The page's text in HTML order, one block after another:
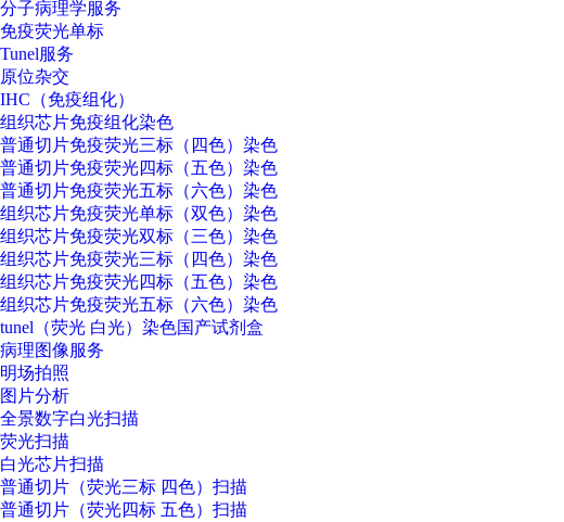
分子病理学服务
免疫荧光单标
Tunel服务
原位杂交
IHC（免疫组化）
组织芯片免疫组化染色
普通切片免疫荧光三标（四色）染色
普通切片免疫荧光四标（五色）染色
普通切片免疫荧光五标（六色）染色
组织芯片免疫荧光单标（双色）染色
组织芯片免疫荧光双标（三色）染色
组织芯片免疫荧光三标（四色）染色
组织芯片免疫荧光四标（五色）染色
组织芯片免疫荧光五标（六色）染色
tunel（荧光 白光）染色国产试剂盒
病理图像服务
明场拍照
图片分析
全景数字白光扫描
荧光扫描
白光芯片扫描
普通切片（荧光三标 四色）扫描
普通切片（荧光四标 五色）扫描